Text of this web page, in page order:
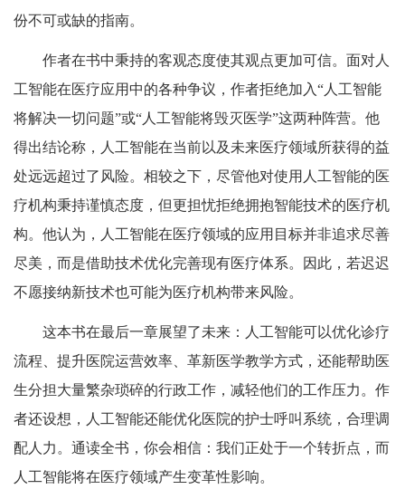
份不可或缺的指南。
作者在书中秉持的客观态度使其观点更加可信。面对人
工智能在医疗应用中的各种争议，作者拒绝加入“人工智能
将解决一切问题”或“人工智能将毁灭医学”这两种阵营。他
得出结论称，人工智能在当前以及未来医疗领域所获得的益
处远远超过了风险。相较之下，尽管他对使用人工智能的医
疗机构秉持谨慎态度，但更担忧拒绝拥抱智能技术的医疗机
构。他认为，人工智能在医疗领域的应用目标并非追求尽善
尽美，而是借助技术优化完善现有医疗体系。因此，若迟迟
不愿接纳新技术也可能为医疗机构带来风险。
这本书在最后一章展望了未来：人工智能可以优化诊疗
流程、提升医院运营效率、革新医学教学方式，还能帮助医
生分担大量繁杂琐碎的行政工作，减轻他们的工作压力。作
者还设想，人工智能还能优化医院的护士呼叫系统，合理调
配人力。通读全书，你会相信：我们正处于一个转折点，而
人工智能将在医疗领域产生变革性影响。